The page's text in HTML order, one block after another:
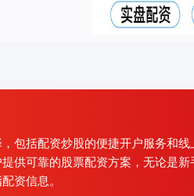
包括配资炒股的便捷开户服务和
供可靠的股票配资方案，无论是
资信息。